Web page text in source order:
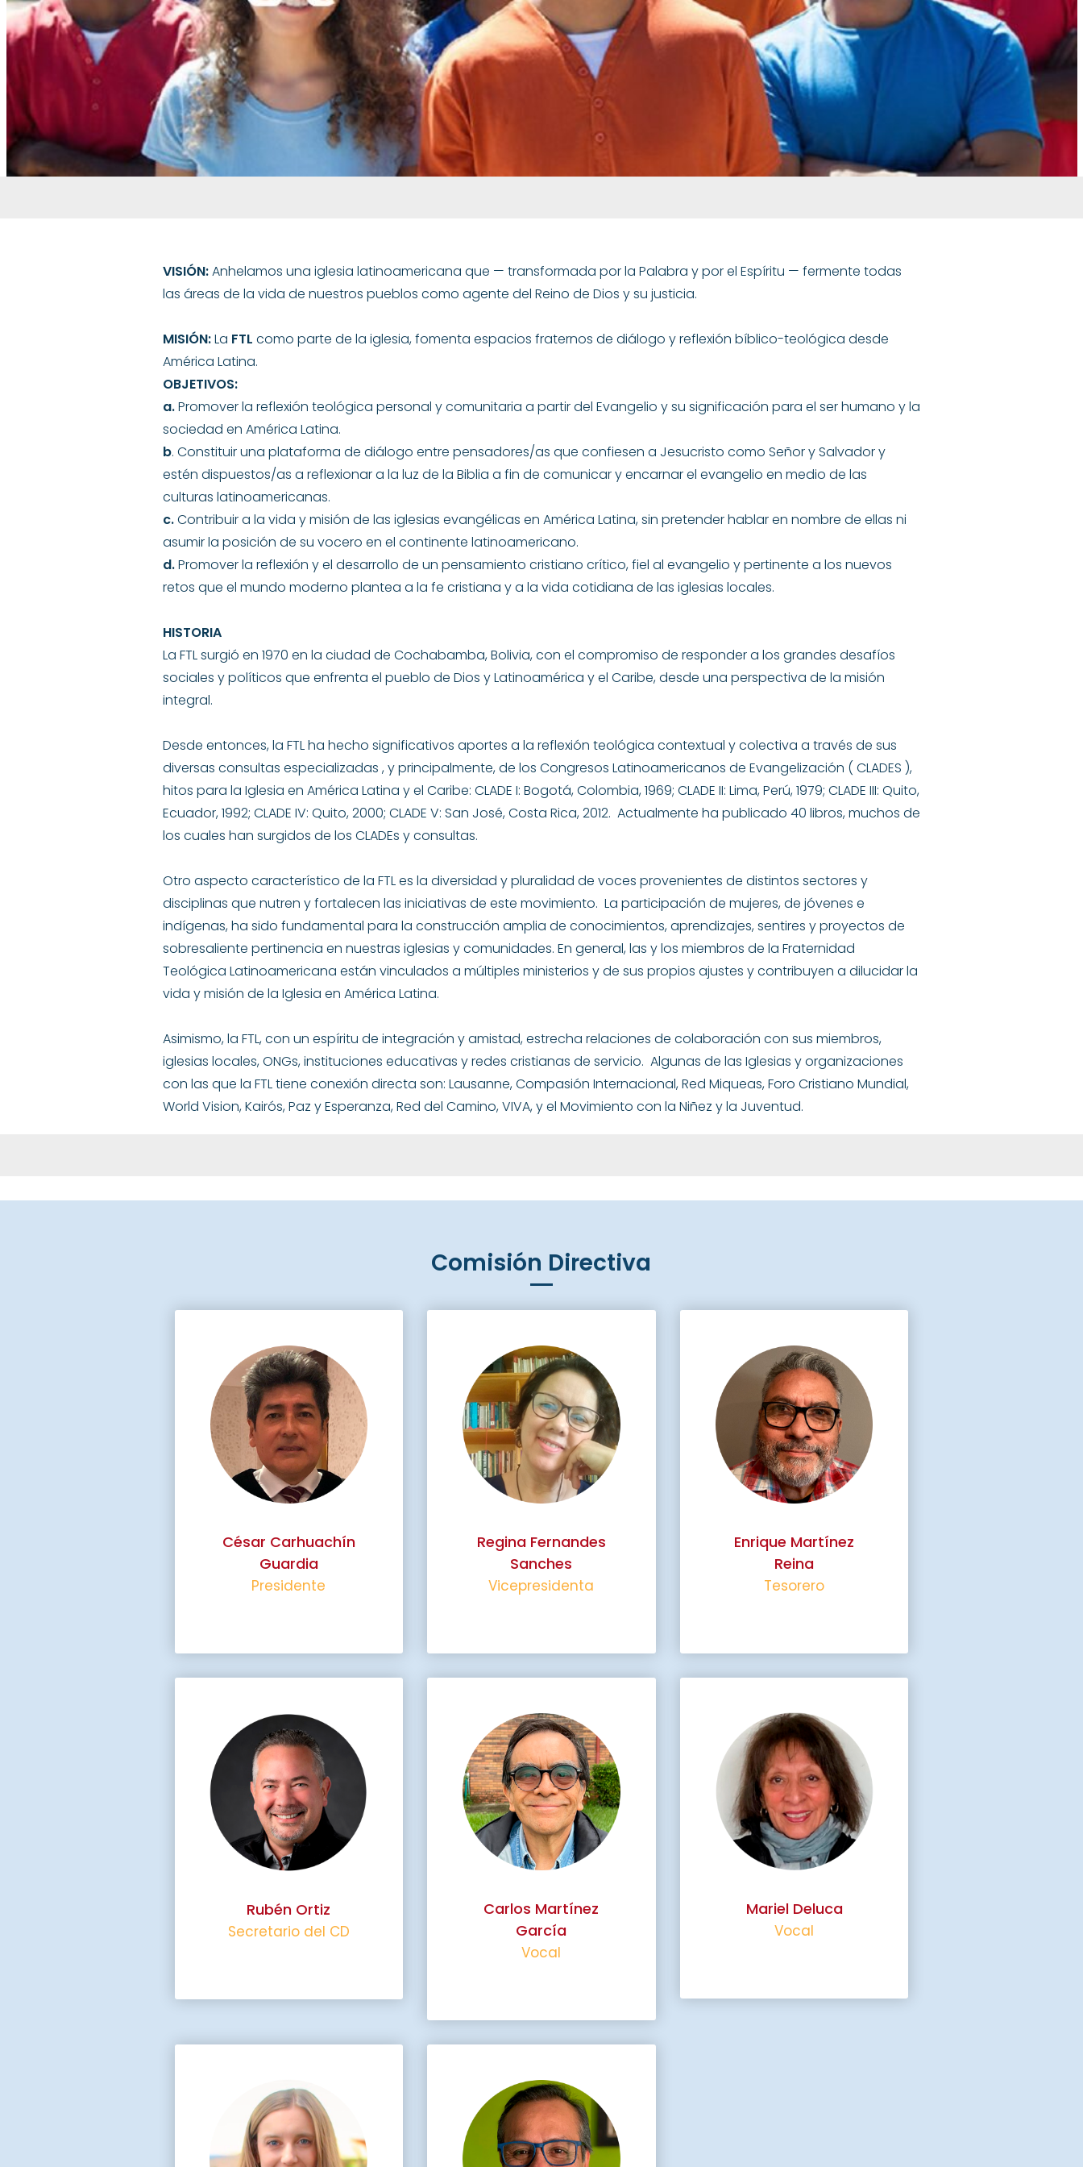
VISIÓN:Anhelamos una iglesia latinoamericana que — transformada por la Palabra y por el Espíritu — fermente todas
las áreas de la vida de nuestros pueblos como agente del Reino de Dios y su justicia.
MISIÓN:La FTL como parte de la iglesia, fomenta espacios fraternos de diálogo y reflexión bíblico-teológica desde
América Latina.
OBJETIVOS:
a.Promover la reflexión teológica personal y comunitaria a partir del Evangelio y su significación para el ser humano y la
sociedad en América Latina.
b. Constituir una plataforma de diálogo entre pensadores/as que confiesen a Jesucristo como Señor y Salvador y
estén dispuestos/as a reflexionar a la luz de la Biblia a fin de comunicar y encarnar el evangelio en medio de las
culturas latinoamericanas.
c.Contribuir a la vida y misión de las iglesias evangélicas en América Latina, sin pretender hablar en nombre de ellas ni
asumir la posición de su vocero en el continente latinoamericano.
d.Promover la reflexión y el desarrollo de un pensamiento cristiano crítico, fiel al evangelio y pertinente a los nuevos
retos que el mundo moderno plantea a la fe cristiana y a la vida cotidiana de las iglesias locales.
HISTORIA
La FTL surgió en 1970 en la ciudad de Cochabamba, Bolivia, con el compromiso de responder a los grandes desafíos
sociales y políticos que enfrenta el pueblo de Dios y Latinoamérica y el Caribe, desde una perspectiva de la misión
integral.
Desde entonces, la FTL ha hecho significativos aportes a la reflexión teológica contextual y colectiva a través de sus
diversas consultas especializadas , y principalmente, de los Congresos Latinoamericanos de Evangelización ( CLADES ),
hitos para la Iglesia en América Latina y el Caribe: CLADE I: Bogotá, Colombia, 1969; CLADE II: Lima, Perú, 1979; CLADE III: Quito,
Ecuador, 1992; CLADE IV: Quito, 2000; CLADE V: San José, Costa Rica, 2012. Actualmente ha publicado 40 libros, muchos de
los cuales han surgidos de los CLADEs y consultas.
Otro aspecto característico de la FTL es la diversidad y pluralidad de voces provenientes de distintos sectores y
disciplinas que nutren y fortalecen las iniciativas de este movimiento. La participación de mujeres, de jóvenes e
indígenas, ha sido fundamental para la construcción amplia de conocimientos, aprendizajes, sentires y proyectos de
sobresaliente pertinencia en nuestras iglesias y comunidades. En general, las y los miembros de la Fraternidad
Teológica Latinoamericana están vinculados a múltiples ministerios y de sus propios ajustes y contribuyen a dilucidar la
vida y misión de la Iglesia en América Latina.
Asimismo, la FTL, con un espíritu de integración y amistad, estrecha relaciones de colaboración con sus miembros,
iglesias locales, ONGs, instituciones educativas y redes cristianas de servicio. Algunas de las Iglesias y organizaciones
con las que la FTL tiene conexión directa son: Lausanne, Compasión Internacional, Red Miqueas, Foro Cristiano Mundial,
World Vision, Kairós, Paz y Esperanza, Red del Camino, VIVA, y el Movimiento con la Niñez y la Juventud.
Comisión Directiva
César Carhuachín
Guardia
Presidente
Regina Fernandes
Sanches
Vicepresidenta
Enrique Martínez
Reina
Tesorero
Rubén Ortiz
Secretario del CD
Carlos Martínez
García
Vocal
Mariel Deluca
Vocal